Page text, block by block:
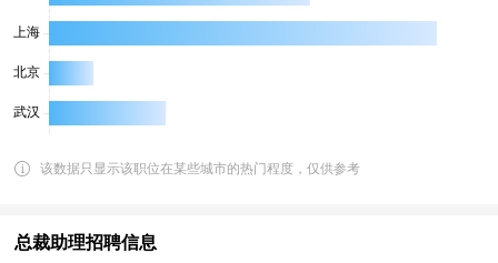
该数据只显示该职位在某些城市的热门程度，仅供参考
总裁助理招聘信息